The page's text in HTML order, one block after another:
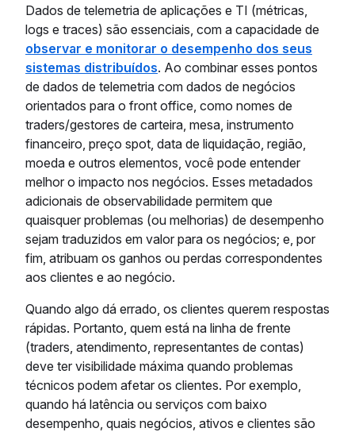
Dados de telemetria de aplicações e TI (métricas,
logs e traces) são essenciais, com a capacidade de
observar e monitorar o desempenho dos seus
sistemas distribuídos. Ao combinar esses pontos
de dados de telemetria com dados de negócios
orientados para o front office, como nomes de
traders/gestores de carteira, mesa, instrumento
financeiro, preço spot, data de liquidação, região,
moeda e outros elementos, você pode entender
melhor o impacto nos negócios. Esses metadados
adicionais de observabilidade permitem que
quaisquer problemas (ou melhorias) de desempenho
sejam traduzidos em valor para os negócios; e, por
fim, atribuam os ganhos ou perdas correspondentes
aos clientes e ao negócio.
Quando algo dá errado, os clientes querem respostas
rápidas. Portanto, quem está na linha de frente
(traders, atendimento, representantes de contas)
deve ter visibilidade máxima quando problemas
técnicos podem afetar os clientes. Por exemplo,
quando há latência ou serviços com baixo
desempenho, quais negócios, ativos e clientes são